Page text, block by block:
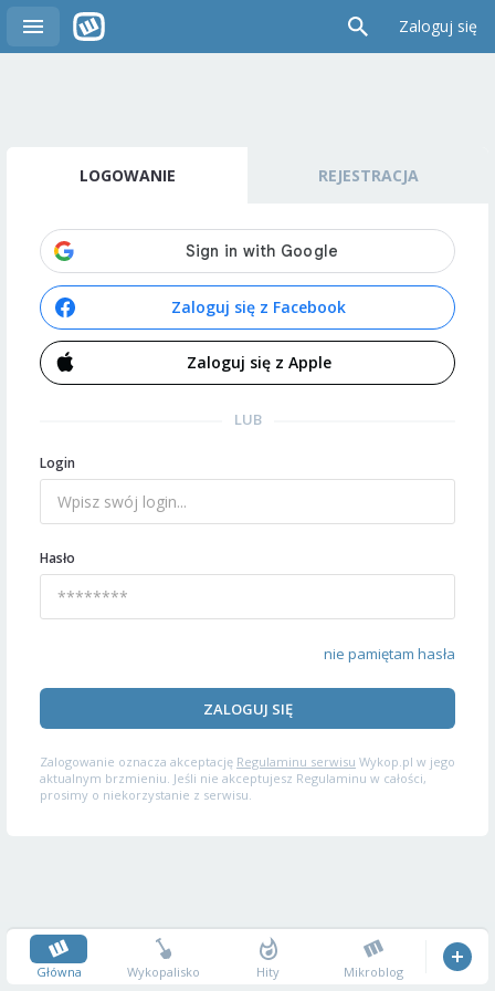
Zaloguj się
LOGOWANIE REJESTRACJA
Zaloguj się z Facebook
Zaloguj się z Apple
LUB
Login
Hasło
nie pamiętam hasła
ZALOGUJ SIĘ
Zalogowanie oznacza akceptację Regulaminu serwisu Wykop.pl w jego
aktualnym brzmieniu. Jeśli nie akceptujesz Regulaminu w całości,
prosimy o niekorzystanie z serwisu.
Główna Wykopalisko Hity Mikroblog